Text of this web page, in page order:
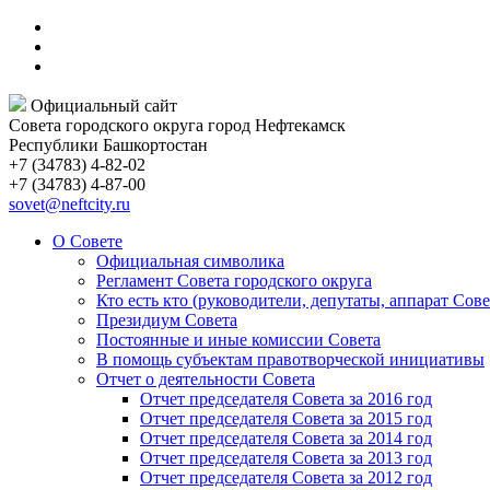
Официальный сайт
Совета городского округа город Нефтекамск
Республики Башкортостан
+7 (34783) 4-82-02
+7 (34783) 4-87-00
sovet@neftcity.ru
О Совете
Официальная символика
Регламент Совета городского округа
Кто есть кто (руководители, депутаты, аппарат
Президиум Совета
Постоянные и иные комиссии Совета
В помощь субъектам правотворческой инициативы
Отчет о деятельности Совета
Отчет председателя Совета за 2016 год
Отчет председателя Совета за 2015 год
Отчет председателя Совета за 2014 год
Отчет председателя Совета за 2013 год
Отчет председателя Совета за 2012 год